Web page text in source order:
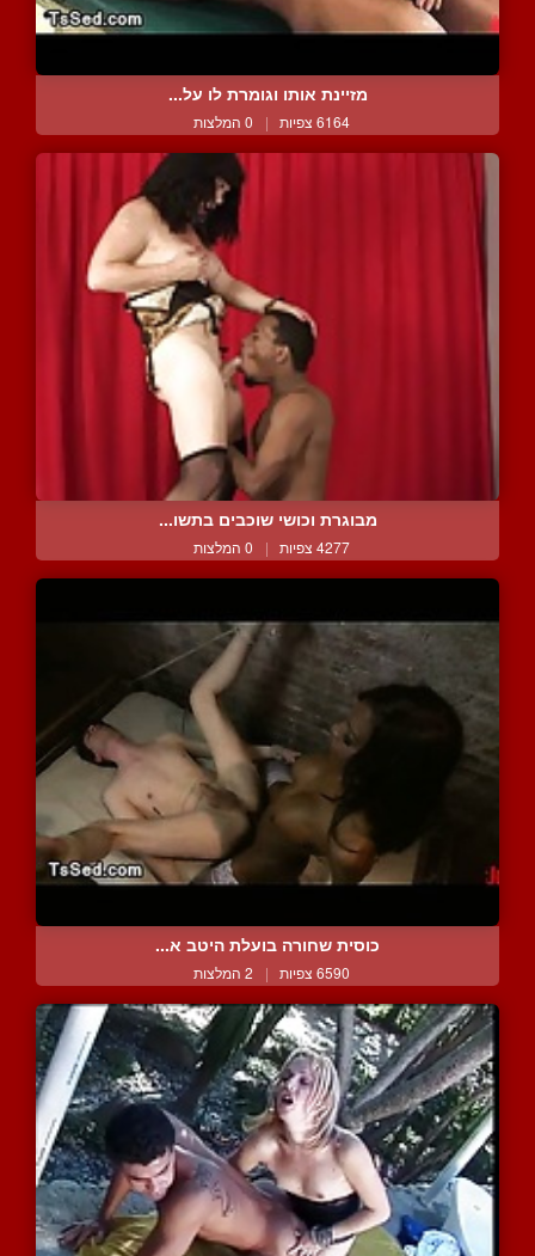
מזיינת אותו וגומרת לו על...
6164 צפיות | 0 המלצות
מבוגרת וכושי שוכבים בתשו...
4277 צפיות | 0 המלצות
כוסית שחורה בועלת היטב א...
6590 צפיות | 2 המלצות